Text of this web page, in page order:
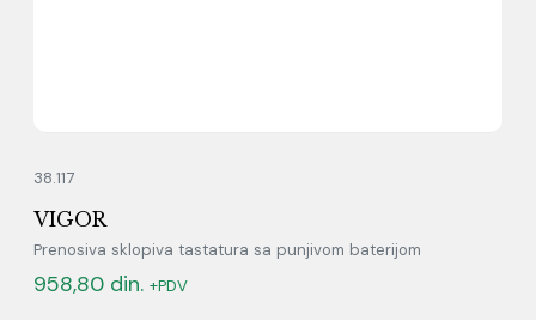
38.117
VIGOR
Prenosiva sklopiva tastatura sa punjivom baterijom
958,80 din. +PDV